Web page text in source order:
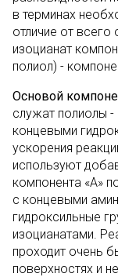
в терминах
отличие от всего
изоцианат
полиол) -
Основой
служат полиолы
концевыми
ускорения
используют
компонента «А»
с концевыми
гидроксильные
изоцианатами.
проходит очень
поверхностях и